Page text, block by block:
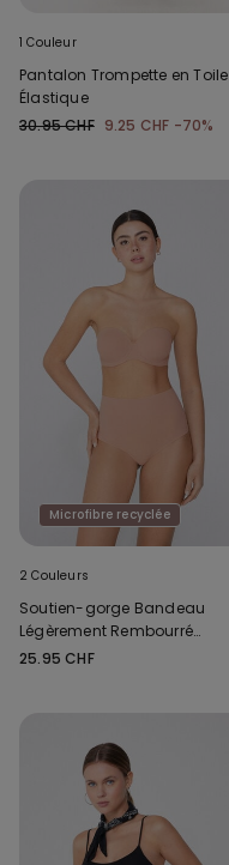
1 Couleur
Pantalon Trompette en Toile
Élastique
30.95 CHF 9.25 CHF -70%
Microfibre recyclée
2 Couleurs
Soutien-gorge Bandeau
Légèrement Rembourré
Microfibre Recyclée
25.95 CHF